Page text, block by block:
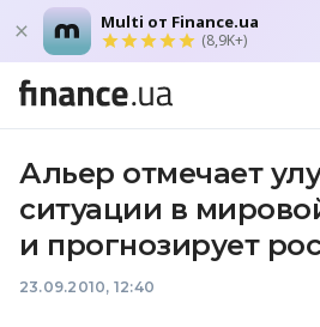
Multi от Finance.ua
(8,9K+)
Альер отмечает
ситуации в
и прогнозирует
23.09.2010, 12:40